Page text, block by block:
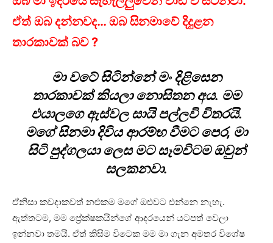
ඒත් ඔබ දන්නවද… ඔබ සිනමාවේ දිදුළන
තාරකාවක් බව ?
මා වටේ සිටින්නේ මං දිළිසෙන
තාරකාවක් කියලා නොසිතන අය. මම
එයාලගෙ ඇස්වල සායි පල්ලවි විතරයි.
මගේ සිනමා දිවිය ආරම්භ වීමට පෙර, මා
සිටි පුද්ගලයා ලෙස මට සෑමවිටම ඔවුන්
සලකනවා.
ඒනිසා කවදාකවත් නළුකම මගේ ඔළුවට එන්නෙ නැහැ.
ඇත්තටම, මම ප්‍රේක්ෂකයින්ගේ ආදරයෙන් යටපත් වෙලා
ඉන්නවා තමයි. ඒත් කිසිම විටෙක මම මා ගැන අමතර විශේෂ